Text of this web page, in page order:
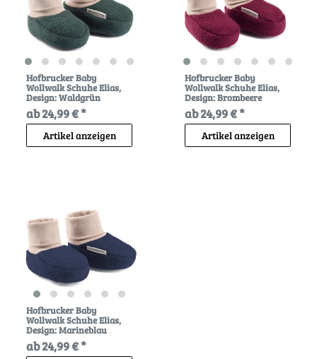
Hofbrucker Baby
Wollwalk Schuhe Elias,
Design: Waldgrün
ab 24,99 € *
Artikel anzeigen
Hofbrucker Baby
Wollwalk Schuhe Elias,
Design: Brombeere
ab 24,99 € *
Artikel anzeigen
Hofbrucker Baby
Wollwalk Schuhe Elias,
Design: Marineblau
ab 24,99 € *